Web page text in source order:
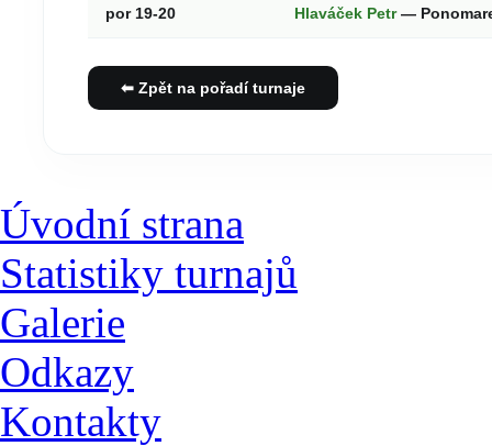
por 19-20 Hlaváček Petr—
⬅ Zpět na pořadí turnaje
Úvodní strana
Statistiky turnajů
Galerie
Odkazy
Kontakty